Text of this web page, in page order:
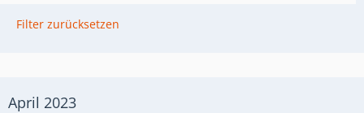
Filter zurücksetzen
April 2023